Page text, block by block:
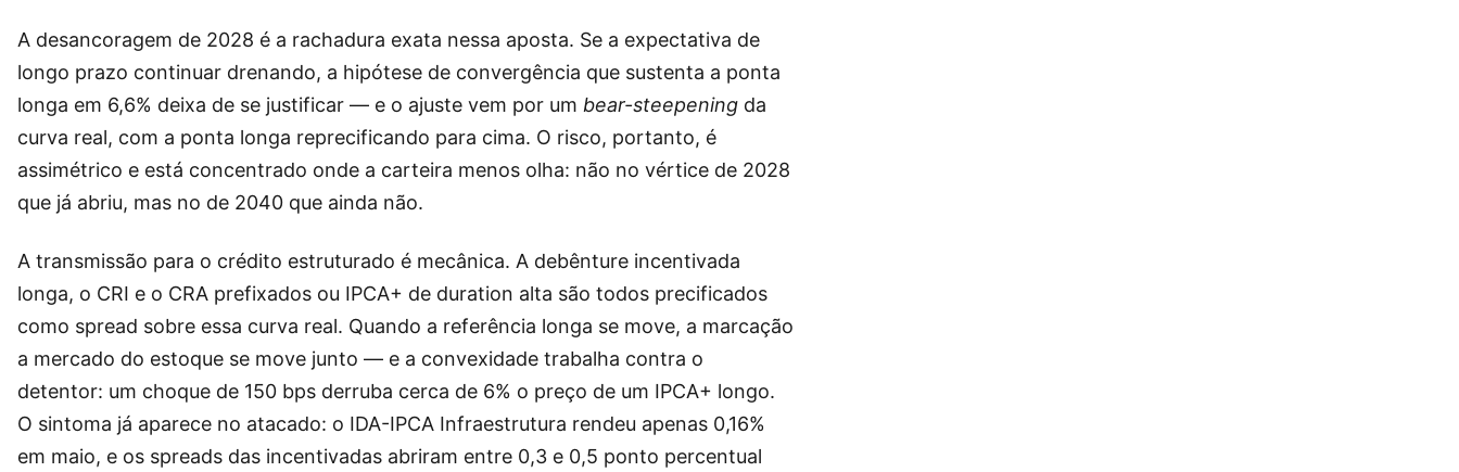
A desancoragem de 2028 é a rachadura exata nessa aposta. Se a expectativa de
longo prazo continuar drenando, a hipótese de convergência que sustenta a ponta
longa em 6,6% deixa de se justificar — e o ajuste vem por um bear-steepening da
curva real, com a ponta longa reprecificando para cima. O risco, portanto, é
assimétrico e está concentrado onde a carteira menos olha: não no vértice de 2028
que já abriu, mas no de 2040 que ainda não.
A transmissão para o crédito estruturado é mecânica. A debênture incentivada
longa, o CRI e o CRA prefixados ou IPCA+ de duration alta são todos precificados
como spread sobre essa curva real. Quando a referência longa se move, a marcação
a mercado do estoque se move junto — e a convexidade trabalha contra o
detentor: um choque de 150 bps derruba cerca de 6% o preço de um IPCA+ longo.
O sintoma já aparece no atacado: o IDA-IPCA Infraestrutura rendeu apenas 0,16%
em maio, e os spreads das incentivadas abriram entre 0,3 e 0,5 ponto percentual